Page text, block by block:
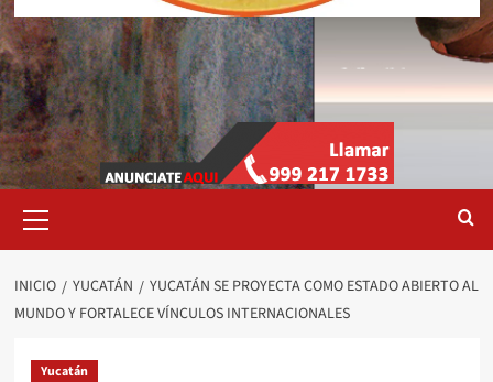
primario
INICIO YUCATÁN
YUCATÁN SE PROYECTA COMO ESTADO ABIERTO AL
MUNDO Y FORTALECE VÍNCULOS INTERNACIONALES
Yucatán